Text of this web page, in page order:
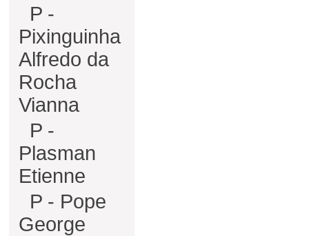
P -
Pixinguinha
Alfredo da
Rocha
Vianna
P -
Plasman
Etienne
P - Pope
George